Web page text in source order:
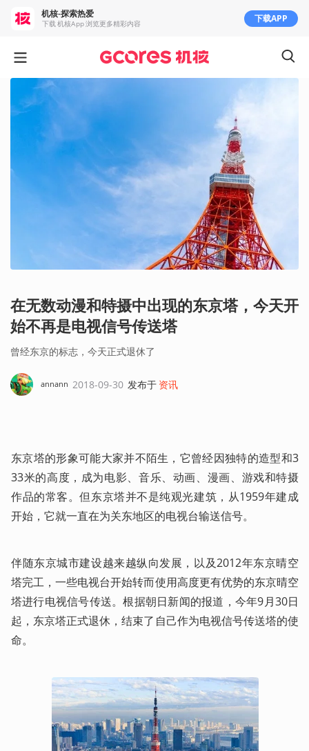
在无数动漫和特摄中出现的东京塔，今天开
始不再是电视信号传送塔
曾经东京的标志，今天正式退休了
annann 2018-09-30 发布于 资讯
东京塔的形象可能大家并不陌生，它曾经因独特的造型和3
33米的高度，成为电影、音乐、动画、漫画、游戏和特摄
作品的常客。但东京塔并不是纯观光建筑，从1959年建成
开始，它就一直在为关东地区的电视台输送信号。
伴随东京城市建设越来越纵向发展，以及2012年东京晴空
塔完工，一些电视台开始转而使用高度更有优势的东京晴空
塔进行电视信号传送。根据朝日新闻的报道，今年9月30日
起，东京塔正式退休，结束了自己作为电视信号传送塔的使
命。
机核-探索热爱
下载 机核App 浏览更多精彩内容 下载APP